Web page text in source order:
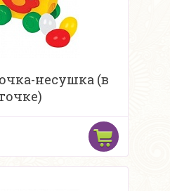
несушка (в